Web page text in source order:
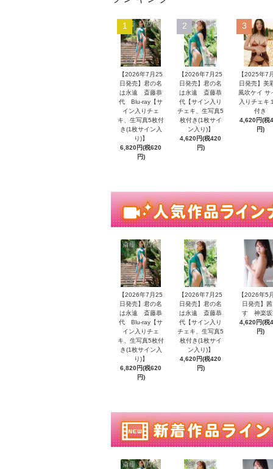
1
【2026年7月25
日発売】君の名
は永遠 斎藤恭
代 Blu-ray【サ
イン入りチェ
キ、生写真5枚付
き(1枚サイン入
り)】
6,820円(税620
円)
2
【2026年7月25
日発売】君の名
は永遠 斎藤恭
代【サイン入り
チェキ、生写真5
枚付き(1枚サイ
ン入り)】
4,620円(税420
円)
3
【2025年7
日発売】美
風吹ケイ サ
入りチェキ
付き
4,620円(税
円)
【2026年7月25
日発売】君の名
は永遠 斎藤恭
代 Blu-ray【サ
イン入りチェ
キ、生写真5枚付
き(1枚サイン入
り)】
6,820円(税620
円)
【2026年7月25
日発売】君の名
は永遠 斎藤恭
代【サイン入り
チェキ、生写真5
枚付き(1枚サイ
ン入り)】
4,620円(税420
円)
【2026年5
日発売】茜
す 神楽坂
4,620円(税
円)